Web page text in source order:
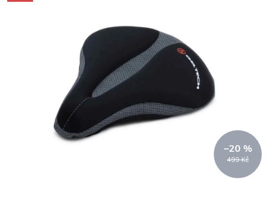
499 Kč
–20 %